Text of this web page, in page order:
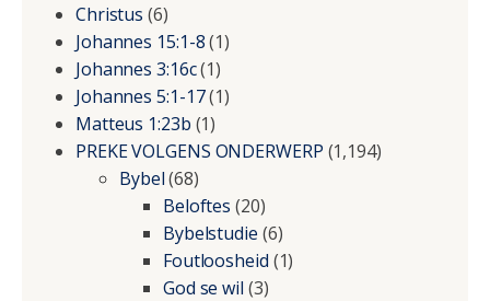
Christus (6)
Johannes 15:1-8(1)
Johannes 3:16c(1)
Johannes 5:1-17(1)
Matteus 1:23b (1)
PREKE VOLGENS ONDERWERP (1,194)
Bybel(68)
Beloftes (20)
Bybelstudie (6)
Foutloosheid (1)
God se wil (3)